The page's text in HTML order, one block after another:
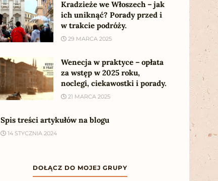
Kradzieże we Włoszech – jak
ich uniknąć? Porady przed i
w trakcie podróży.
29 MARCA 2025
Wenecja w praktyce – opłata
za wstęp w 2025 roku,
noclegi, ciekawostki i porady.
21 MARCA 2025
Spis treści artykułów na blogu
14 STYCZNIA 2024
DOŁĄCZ DO MOJEJ GRUPY